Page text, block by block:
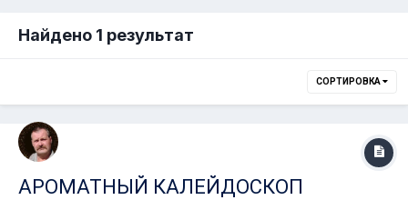
Найдено 1 результат
СОРТИРОВКА
АРОМАТНЫЙ КАЛЕЙДОСКОП